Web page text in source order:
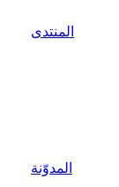
المنتدى
المدوّنة